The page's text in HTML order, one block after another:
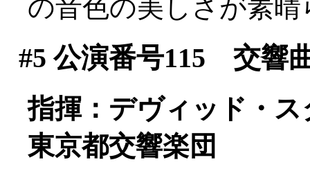
の音色の美しさが素
#5 公演番号115 交響
指揮：デヴィッド・ス
東京都交響楽団